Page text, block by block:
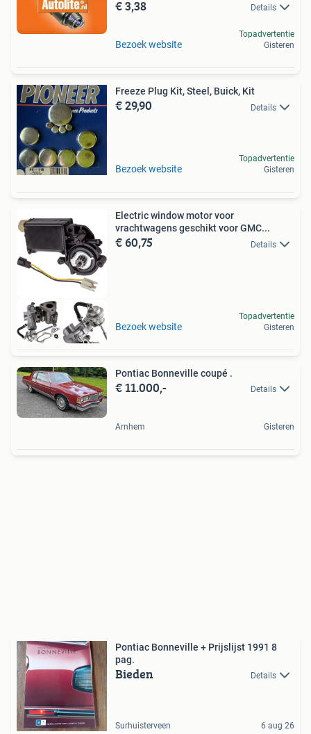
€ 3,38 Details
Bezoek website
Topadvertentie
Gisteren
Freeze Plug Kit, Steel, Buick, Kit
€ 29,90 Details
Bezoek website
Topadvertentie
Gisteren
Electric window motor voor
vrachtwagens geschikt voor GMC...
€ 60,75 Details
Bezoek website
Topadvertentie
Gisteren
Pontiac Bonneville coupé .
€ 11.000,- Details
Arnhem Gisteren
Pontiac Bonneville + Prijslijst 1991 8
pag.
Bieden Details
Surhuisterveen 6 aug 26